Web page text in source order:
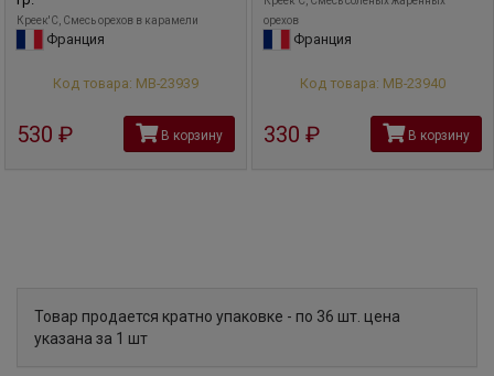
Креек'С, Смесь орехов в карамели
Франция
Код товара: МВ-23939
530 В корзину
орехов
Франция
Код товара: МВ-23940
330 В корзину
Товар продается кратно упаковке - по 36 шт. цена
указана за 1 шт